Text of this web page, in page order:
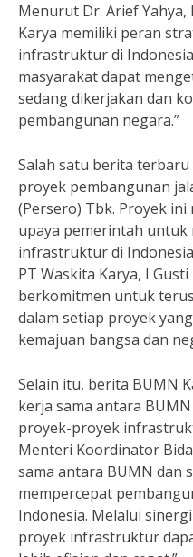
Menurut Dr. Arief
Karya memiliki peran
infrastruktur di
masyarakat dapat
sedang dikerjakan dan
pembangunan negara.”
Salah satu berita
proyek pembangunan
(Persero) Tbk. Proyek
upaya pemerintah
infrastruktur di
PT Waskita Karya, I
berkomitmen untuk
dalam setiap proyek
kemajuan bangsa dan
Selain itu, berita BUMN
kerja sama antara
proyek-proyek
Menteri Koordinator
sama antara BUMN dan
mempercepat
Indonesia. Melalui
proyek infrastruktur